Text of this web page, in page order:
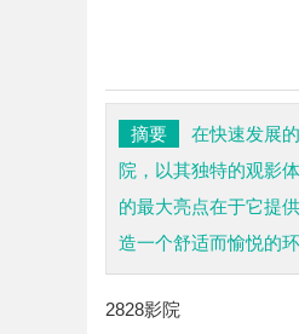
摘要
在快速发展
院，以其独特的观影
的最大亮点在于它提
造一个舒适而愉悦的
2828影院